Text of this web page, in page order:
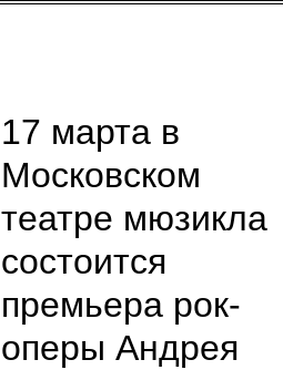
17 марта в
Московском
театре мюзикла
состоится
премьера рок-
оперы Андрея